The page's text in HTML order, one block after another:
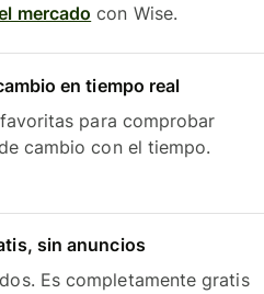
mercado con Wise.
en tiempo real
para comprobar
cambio con el tiempo.
sin anuncios
Es completamente gratis